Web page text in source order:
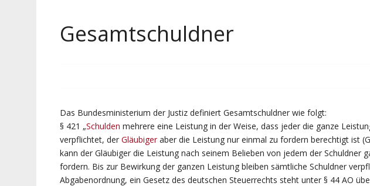
Gesamtschuldner
Das Bundesministerium der Justiz definiert Gesamtschuldner wie folgt:
§ 421 „Schulden mehrere eine Leistung in der Weise, dass jeder die ganze
verpflichtet, der Gläubigeraber die Leistung nur einmal zu fordern berechtigt ist
kann der Gläubiger die Leistung nach seinem Belieben von jedem der Schuldner
fordern. Bis zur Bewirkung der ganzen Leistung bleiben sämtliche Schuldner
Abgabenordnung, ein Gesetz des deutschen Steuerrechts steht unter § 44 AO